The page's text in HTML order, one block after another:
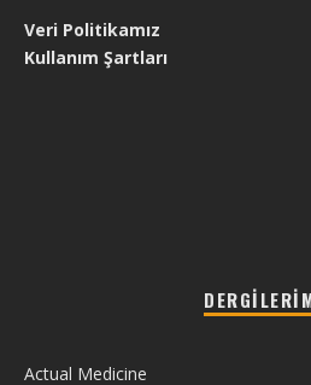
Veri Politikamız
Kullanım Şartları
Actual Medicine